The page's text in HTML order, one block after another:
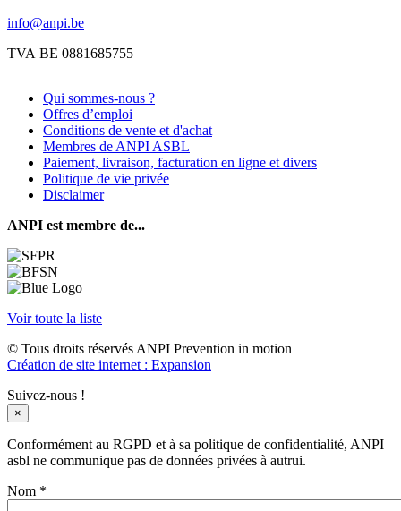
info@anpi.be
TVA BE 0881685755
Qui sommes-nous ?
Offres d’emploi
Conditions de vente et d'achat
Membres de ANPI ASBL
Paiement, livraison, facturation en ligne et divers
Politique de vie privée
Disclaimer
ANPI est membre de...
Voir toute la liste
© Tous droits réservés ANPI Prevention in motion
Création de site internet : Expansion
Suivez-nous !
×
Conformément au RGPD et à sa politique de confidentialité, ANPI
asbl ne communique pas de données privées à autrui.
Nom *